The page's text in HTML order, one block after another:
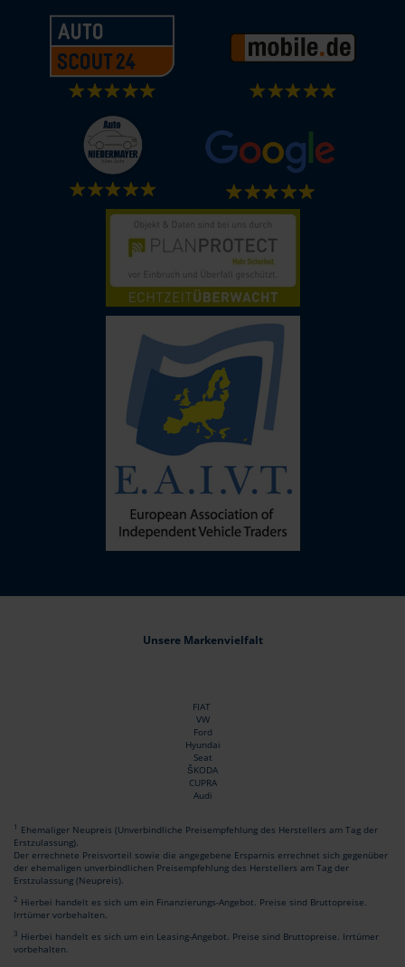
Unsere Markenvielfalt
FIAT
VW
Ford
Hyundai
Seat
ŠKODA
CUPRA
Audi
1 Ehemaliger Neupreis (Unverbindliche Preisempfehlung des Herstellers am Tag der
Erstzulassung).
Der errechnete Preisvorteil sowie die angegebene Ersparnis errechnet sich gegenüber
der ehemaligen unverbindlichen Preisempfehlung des Herstellers am Tag der
Erstzulassung (Neupreis).
2 Hierbei handelt es sich um ein Finanzierungs-Angebot. Preise sind Bruttopreise.
Irrtümer vorbehalten.
3 Hierbei handelt es sich um ein Leasing-Angebot. Preise sind Bruttopreise. Irrtümer
vorbehalten.